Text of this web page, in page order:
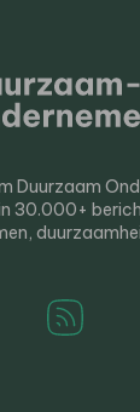
Duurzaam
30.000+